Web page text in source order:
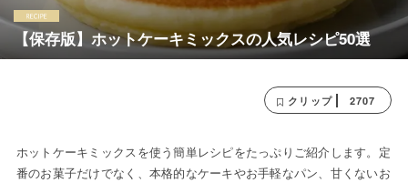
【保存版】ホットケーキミックスの人気レシピ50選
クリップ 2707
ホットケーキミックスを使う簡単レシピをたっぷりご紹介します。定
番のお菓子だけでなく、本格的なケーキやお手軽なパン、甘くないお